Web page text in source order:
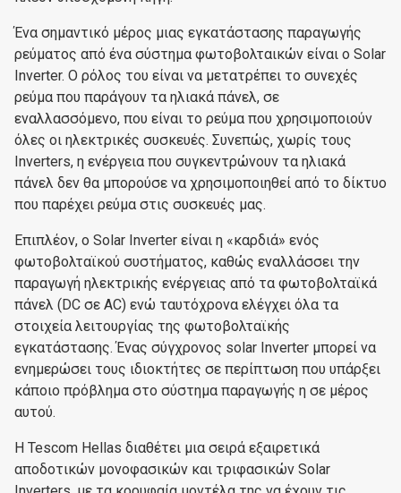
Ένα σημαντικό μέρος μιας εγκατάστασης παραγωγής
ρεύματος από ένα σύστημα φωτοβολταικών είναι ο Solar
Inverter. Ο ρόλος του είναι να μετατρέπει το συνεχές
ρεύμα που παράγουν τα ηλιακά πάνελ, σε
εναλλασσόμενο, που είναι το ρεύμα που χρησιμοποιούν
όλες οι ηλεκτρικές συσκευές. Συνεπώς, χωρίς τους
Inverters, η ενέργεια που συγκεντρώνουν τα ηλιακά
πάνελ δεν θα μπορούσε να χρησιμοποιηθεί από το δίκτυο
που παρέχει ρεύμα στις συσκευές μας.
Επιπλέον, ο Solar Inverter είναι η «καρδιά» ενός
φωτοβολταϊκού συστήματος, καθώς εναλλάσσει την
παραγωγή ηλεκτρικής ενέργειας από τα φωτοβολταϊκά
πάνελ (DC σε AC) ενώ ταυτόχρονα ελέγχει όλα τα
στοιχεία λειτουργίας της φωτοβολταϊκής
εγκατάστασης. Ένας σύγχρονος solar Inverter μπορεί να
ενημερώσει τους ιδιοκτήτες σε περίπτωση που υπάρξει
κάποιο πρόβλημα στο σύστημα παραγωγής η σε μέρος
αυτού.
Η Tescom Hellas διαθέτει μια σειρά εξαιρετικά
αποδοτικών μονοφασικών και τριφασικών Solar